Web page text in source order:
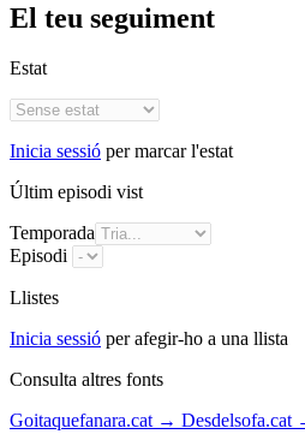
El teu seguiment
Estat
Inicia sessió per marcar l'estat
Últim episodi vist
Temporada
Episodi
Llistes
Inicia sessió per afegir-ho a una llista
Consulta altres fonts
Goitaquefanara.cat → Desdelsofa.cat